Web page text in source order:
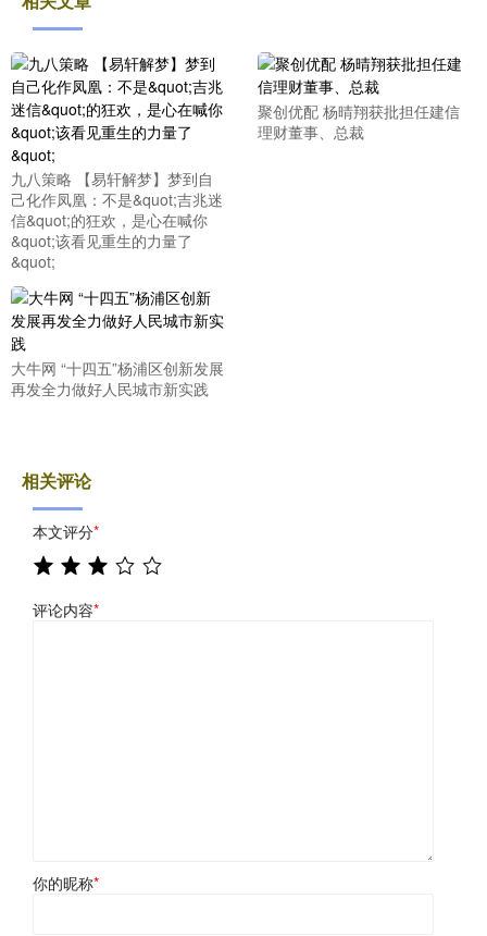
九八策略 【易轩解梦】梦到自
己化作凤凰：不是&quot;吉兆迷
信&quot;的狂欢，是心在喊你
&quot;该看见重生的力量了
&quot;
聚创优配 杨晴翔获批担任建信
理财董事、总裁
大牛网 “十四五”杨浦区创新发展
再发全力做好人民城市新实践
相关评论
本文评分*
评论内容*
你的昵称*